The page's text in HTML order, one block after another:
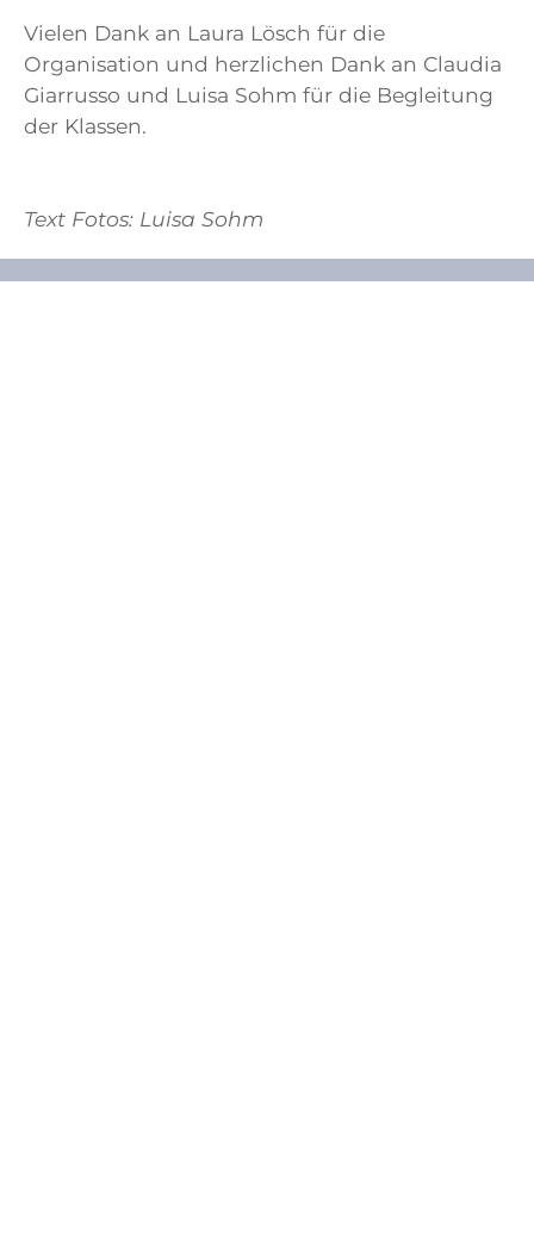
Vielen Dank an Laura Lösch für die
Organisation und herzlichen Dank an Claudia
Giarrusso und Luisa Sohm für die Begleitung
der Klassen.
Text Fotos: Luisa Sohm